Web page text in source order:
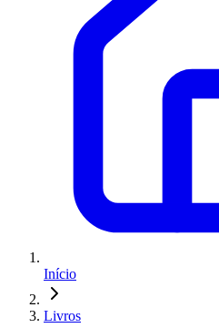
Início
Livros